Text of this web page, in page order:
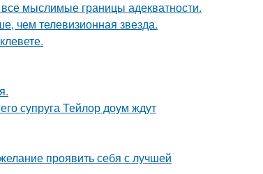
мыслимые границы адекватности.
чем телевизионная звезда.
супруга Тейлор доум ждут
проявить себя с лучшей